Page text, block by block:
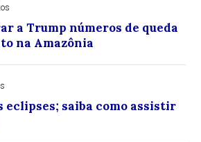
a Trump números de queda
na Amazônia
eclipses; saiba como assistir